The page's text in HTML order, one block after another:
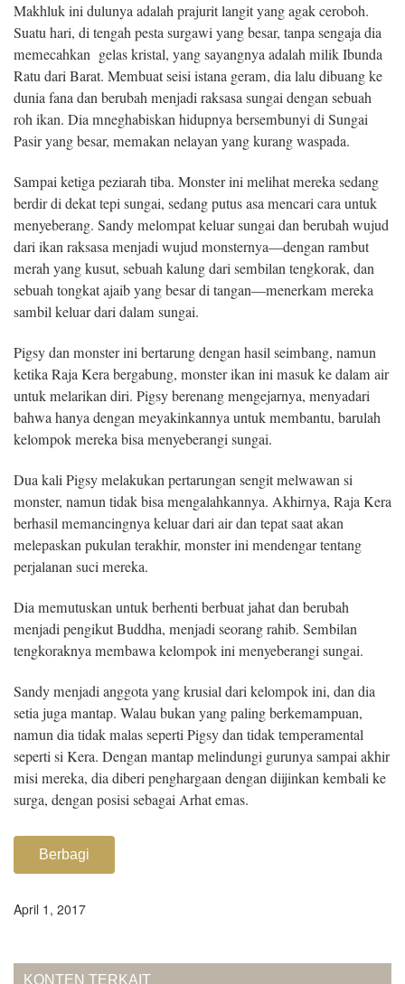
Makhluk ini dulunya adalah prajurit langit yang agak ceroboh.
Suatu hari, di tengah pesta surgawi yang besar, tanpa sengaja dia
memecahkan gelas kristal, yang sayangnya adalah milik Ibunda
Ratu dari Barat. Membuat seisi istana geram, dia lalu dibuang ke
dunia fana dan berubah menjadi raksasa sungai dengan sebuah
roh ikan. Dia mneghabiskan hidupnya bersembunyi di Sungai
Pasir yang besar, memakan nelayan yang kurang waspada.
Sampai ketiga peziarah tiba. Monster ini melihat mereka sedang
berdir di dekat tepi sungai, sedang putus asa mencari cara untuk
menyeberang. Sandy melompat keluar sungai dan berubah wujud
dari ikan raksasa menjadi wujud monsternya—dengan rambut
merah yang kusut, sebuah kalung dari sembilan tengkorak, dan
sebuah tongkat ajaib yang besar di tangan—menerkam mereka
sambil keluar dari dalam sungai.
Pigsy dan monster ini bertarung dengan hasil seimbang, namun
ketika Raja Kera bergabung, monster ikan ini masuk ke dalam air
untuk melarikan diri. Pigsy berenang mengejarnya, menyadari
bahwa hanya dengan meyakinkannya untuk membantu, barulah
kelompok mereka bisa menyeberangi sungai.
Dua kali Pigsy melakukan pertarungan sengit melwawan si
monster, namun tidak bisa mengalahkannya. Akhirnya, Raja Kera
berhasil memancingnya keluar dari air dan tepat saat akan
melepaskan pukulan terakhir, monster ini mendengar tentang
perjalanan suci mereka.
Dia memutuskan untuk berhenti berbuat jahat dan berubah
menjadi pengikut Buddha, menjadi seorang rahib. Sembilan
tengkoraknya membawa kelompok ini menyeberangi sungai.
Sandy menjadi anggota yang krusial dari kelompok ini, dan dia
setia juga mantap. Walau bukan yang paling berkemampuan,
namun dia tidak malas seperti Pigsy dan tidak temperamental
seperti si Kera. Dengan mantap melindungi gurunya sampai akhir
misi mereka, dia diberi penghargaan dengan diijinkan kembali ke
surga, dengan posisi sebagai Arhat emas.
Berbagi
April 1, 2017
KONTEN TERKAIT